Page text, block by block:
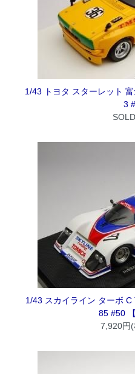
1/43 トヨタ スターレット
3
1/43 スカイライン ターボ
85 #50
7,920円